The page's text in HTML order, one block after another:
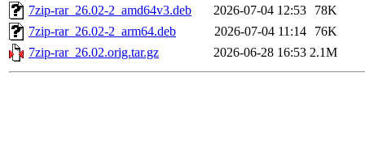
7zip-rar_26.02-2_amd64v3.deb
2026-07-04 12:53
78K
7zip-rar_26.02-2_arm64.deb
2026-07-04 11:14
76K
7zip-rar_26.02.orig.tar.gz
2026-06-28 16:53 2.1M